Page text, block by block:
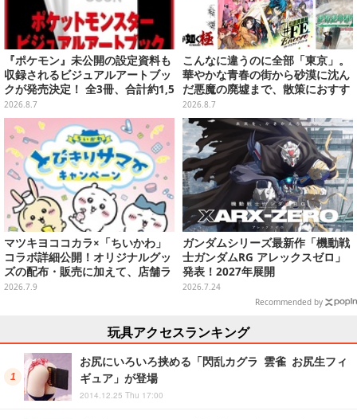
『ポケモン』未公開の設定資料も
収録されるビジュアルアートブッ
クが発売決定！ 全3冊、合計約1,5
00ページの大ボリュームでシリー
ズ30年を振り返る
2026.8.7
こんなに違うのに全部「東京」。
華やかな青春の街から砂漠に沈ん
だ悪魔の廃墟まで、散策におすす
め東京ゲーム5選【特集】
2026.8.7
マツキヨココカラ×「ちいかわ」
コラボ詳細公開！オリジナルグッ
ズの配布・販売に加えて、店舗ラ
ッピングや”花火打ち上げ”まで盛
2026.7.9
ガンダムシリーズ最新作「機動戦
士ガンダムRG アレックスゼロ」
発表！2027年展開
2026.7.24
Recommended by
玩具アクセスランキング
お尻にいろいろ挟める「閃乱カグラ 雲雀 お尻生フィ
ギュア」が登場
2014.12.25 Thu 17:00